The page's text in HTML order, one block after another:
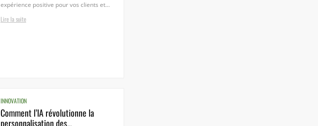
expérience positive pour vos clients et...
Lire la suite
INNOVATION
Comment l’IA révolutionne la
personnalisation des...